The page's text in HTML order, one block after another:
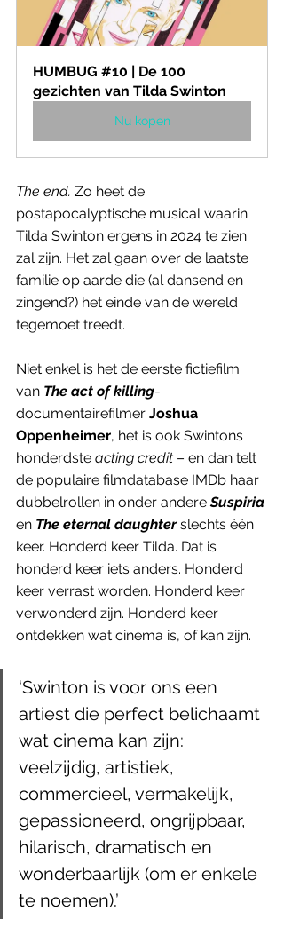
HUMBUG #10 | De 100
gezichten van Tilda Swinton
Nu kopen
The end. Zo heet de
postapocalyptische musical waarin
Tilda Swinton ergens in 2024 te zien
zal zijn. Het zal gaan over de laatste
familie op aarde die (al dansend en
zingend?) het einde van de wereld
tegemoet treedt.
Niet enkel is het de eerste fictiefilm
van The act of killing-
documentairefilmer Joshua
Oppenheimer, het is ook Swintons
honderdste acting credit – en dan telt
de populaire filmdatabase IMDb haar
dubbelrollen in onder andere Suspiria
en The eternal daughter slechts één
keer. Honderd keer Tilda. Dat is
honderd keer iets anders. Honderd
keer verrast worden. Honderd keer
verwonderd zijn. Honderd keer
ontdekken wat cinema is, of kan zijn.
‘Swinton is voor ons een
artiest die perfect belichaamt
wat cinema kan zijn:
veelzijdig, artistiek,
commercieel, vermakelijk,
gepassioneerd, ongrijpbaar,
hilarisch, dramatisch en
wonderbaarlijk (om er enkele
te noemen).’